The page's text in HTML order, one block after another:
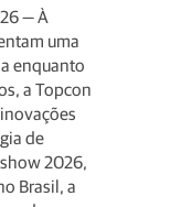
— À
uma
enquanto
a Topcon
de
2026,
Brasil, a